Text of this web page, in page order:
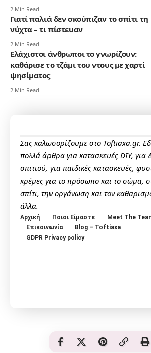
2 Min Read
Γιατί παλιά δεν σκούπιζαν το σπίτι τη
νύχτα – τι πίστευαν
2 Min Read
Ελάχιστοι άνθρωποι το γνωρίζουν:
καθάρισε το τζάμι του ντους με χαρτί
ψησίματος
2 Min Read
Σας καλωσορίζουμε στο Toftiaxa.gr.
πολλά άρθρα για κατασκευές DIY, για
σπιτιού, για παιδικές κατασκευές,
κρέμες για το πρόσωπο και το σώμα,
σπίτι, την οργάνωση και τον
άλλα.
Αρχική Ποιοι Είμαστε
Meet The
Επικοινωνία
Blog – Toftiaxa
GDPR Privacy policy
© Toftiaxa 2025